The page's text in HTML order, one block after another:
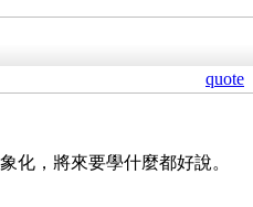
quote
化，將來要學什麼都好說。